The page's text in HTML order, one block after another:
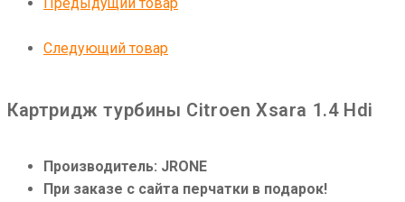
Предыдущий товар
Следующий товар
Картридж турбины Citroen Xsara 1.4 Hdi
Производитель: JRONE
При заказе с сайта перчатки в подарок!